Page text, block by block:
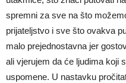
spremni za sve na što
prijateljstvo i sve što ovakva
malo prejednostavna jer
ali vjerujem da će ljudima koji
uspomene. U nastavku